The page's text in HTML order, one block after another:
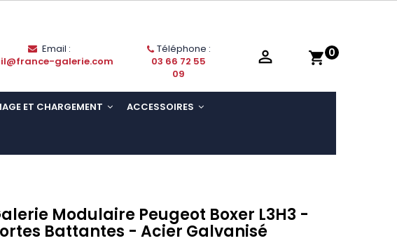
shopping_cart 0
Email :
galerie.com
Téléphone :
03 66 72 55
09

ET CHARGEMENT ACCESSOIRES
Modulaire Peugeot Boxer L3H3 -
Battantes - Acier Galvanisé